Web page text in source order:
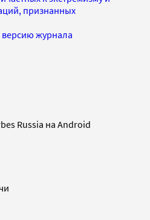
признанных
журнала
Russia на Android